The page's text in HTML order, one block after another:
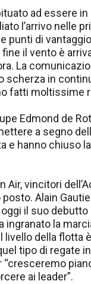
ad essere
l’arrivo nelle
punti di
il vento è
La
scherza in
fatti moltissime
Edmond de
a segno
e hanno chiuso
Air, vincitori
Alain
il suo
ingranato la
livello della flotta
tipo di regate
“cresceremo
ai leader”.